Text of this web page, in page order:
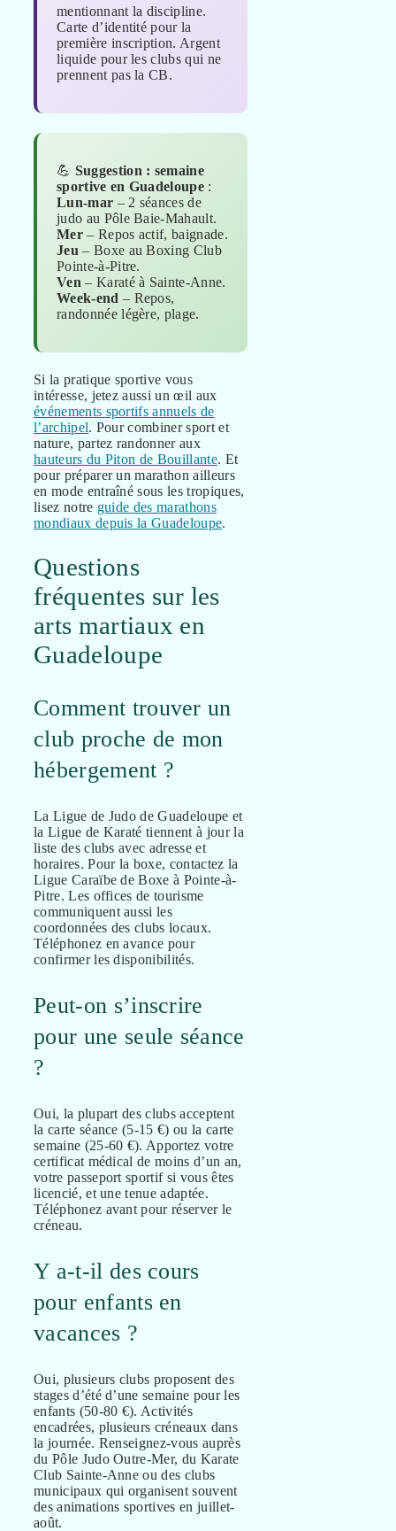
mentionnant la discipline.
Carte d’identité pour la
première inscription. Argent
liquide pour les clubs qui ne
prennent pas la CB.
💪 Suggestion : semaine
sportive en Guadeloupe :
Lun-mar – 2 séances de
judo au Pôle Baie-Mahault.
Mer– Repos actif, baignade.
Jeu– Boxe au Boxing Club
Pointe-à-Pitre.
Ven– Karaté à Sainte-Anne.
Week-end – Repos,
randonnée légère, plage.
Si la pratique sportive vous
intéresse, jetez aussi un œil aux
événements sportifs annuels de
l’archipel. Pour combiner sport et
nature, partez randonner aux
hauteurs du Piton de Bouillante. Et
pour préparer un marathon ailleurs
en mode entraîné sous les tropiques,
lisez notre guide des marathons
mondiaux depuis la Guadeloupe.
Questions
fréquentes sur les
arts martiaux en
Guadeloupe
Comment trouver un
club proche de mon
hébergement ?
La Ligue de Judo de Guadeloupe et
la Ligue de Karaté tiennent à jour la
liste des clubs avec adresse et
horaires. Pour la boxe, contactez la
Ligue Caraïbe de Boxe à Pointe-à-
Pitre. Les offices de tourisme
communiquent aussi les
coordonnées des clubs locaux.
Téléphonez en avance pour
confirmer les disponibilités.
Peut-on s’inscrire
pour une seule séance
?
Oui, la plupart des clubs acceptent
la carte séance (5-15 €) ou la carte
semaine (25-60 €). Apportez votre
certificat médical de moins d’un an,
votre passeport sportif si vous êtes
licencié, et une tenue adaptée.
Téléphonez avant pour réserver le
créneau.
Y a-t-il des cours
pour enfants en
vacances ?
Oui, plusieurs clubs proposent des
stages d’été d’une semaine pour les
enfants (50-80 €). Activités
encadrées, plusieurs créneaux dans
la journée. Renseignez-vous auprès
du Pôle Judo Outre-Mer, du Karate
Club Sainte-Anne ou des clubs
municipaux qui organisent souvent
des animations sportives en juillet-
août.